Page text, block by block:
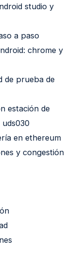
studio y
a paso
chrome y
de prueba de
estación de
en ethereum
y congestión